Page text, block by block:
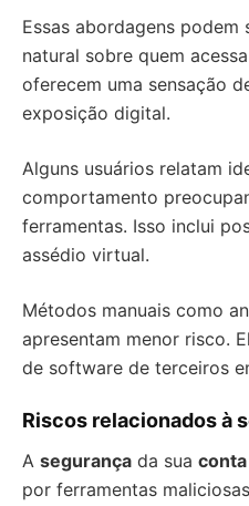
Essas abordagens
natural sobre quem
oferecem uma sensação
exposição digital.
Alguns usuários relatam
comportamento
ferramentas. Isso inclui
assédio virtual.
Métodos manuais como
apresentam menor risco.
de software de terceiros
Riscos relacionados à
A segurança da sua conta
por ferramentas